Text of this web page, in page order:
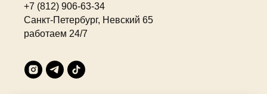
+7 (812) 906-63-34
Санкт-Петербург, Невский 65
работаем 24/7